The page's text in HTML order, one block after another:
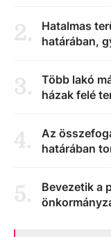
2.
Hatalmas
határában,
3.
Több lakó
házak felé
4.
Az
határában
5.
Bevezetik a